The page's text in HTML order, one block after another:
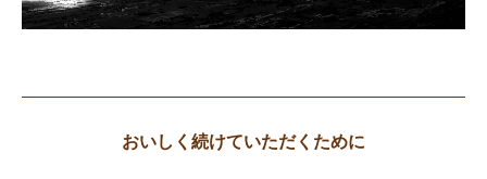
おいしく続けていただくために